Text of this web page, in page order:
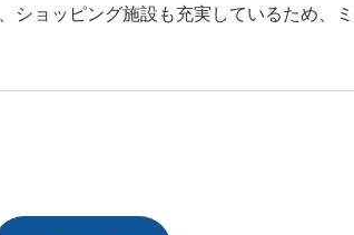
ショッピング施設も充実しているため、